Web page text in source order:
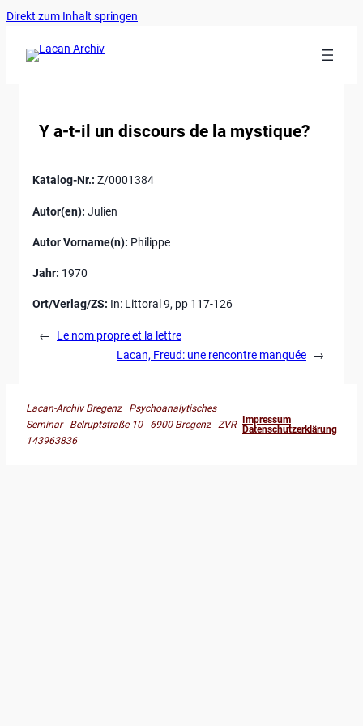
Direkt zum Inhalt springen
Y a-t-il un discours de la mystique?
Katalog-Nr.: Z/0001384
Autor(en): Julien
Autor Vorname(n): Philippe
Jahr: 1970
Ort/Verlag/ZS: In: Littoral 9, pp 117-126
←
Le nom propre et la lettre
Lacan, Freud: une rencontre manquée
→
Lacan-Archiv Bregenz Psychoanalytisches
Seminar Belruptstraße 10 6900 Bregenz ZVR
143963836
Impressum
Datenschutzerklärung